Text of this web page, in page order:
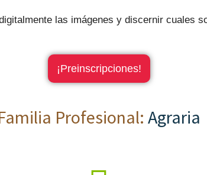
las imágenes y discernir cuales
¡Preinscripciones!
Profesional: Agraria